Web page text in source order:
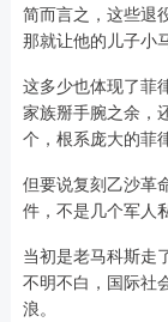
简而言之，这些退
那就让他的儿子小
这多少也体现了菲
家族掰手腕之余，
个，根系庞大的菲
但要说复刻乙沙革
件，不是几个军人
当初是老马科斯走
不明不白，国际社
浪。